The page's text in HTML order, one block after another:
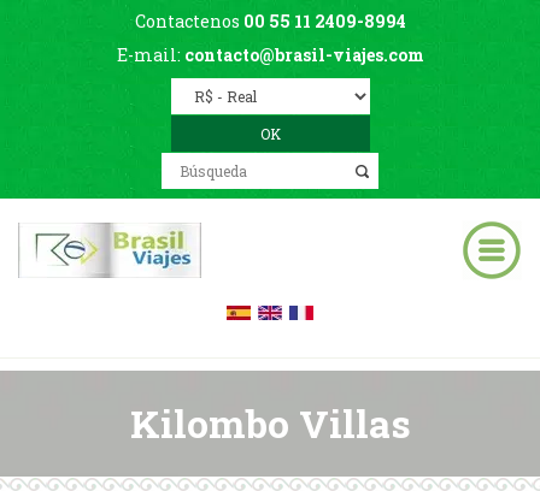
Contactenos 00 55 11 2409-8994
E-mail: contacto@brasil-viajes.com
Kilombo Villas